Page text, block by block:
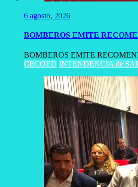
6 agosto, 2026
BOMBEROS EMITE
BOMBEROS EMITE
CECOED INTENDENCIA de